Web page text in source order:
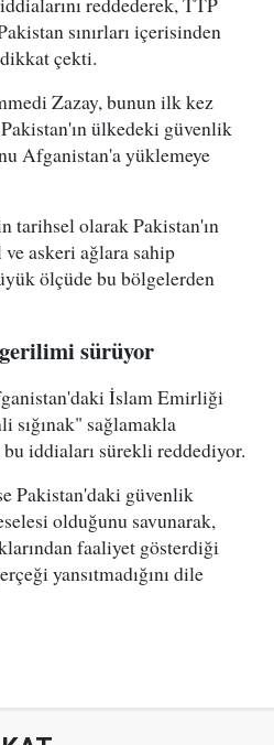
sınırları içerisinden
çekti.
Zazay, bunun ilk kez
ülkedeki güvenlik
Afganistan'a yüklemeye
tarihsel olarak Pakistan'ın
askeri ağlara sahip
ölçüde bu bölgelerden
sürüyor
İslam Emirliği
sığınak" sağlamakla
iddiaları sürekli reddediyor.
Pakistan'daki güvenlik
olduğunu savunarak,
faaliyet gösterdiği
yansıtmadığını dile